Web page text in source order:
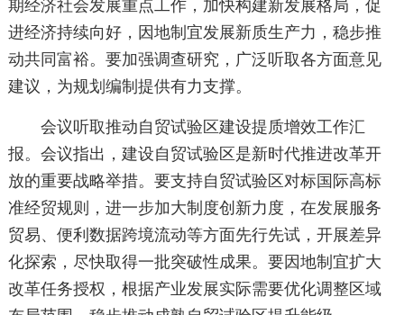
期经济社会发展重点工作，加快构建新发展格局，促
进经济持续向好，因地制宜发展新质生产力，稳步推
动共同富裕。要加强调查研究，广泛听取各方面意见
建议，为规划编制提供有力支撑。
会议听取推动自贸试验区建设提质增效工作汇
报。会议指出，建设自贸试验区是新时代推进改革开
放的重要战略举措。要支持自贸试验区对标国际高标
准经贸规则，进一步加大制度创新力度，在发展服务
贸易、便利数据跨境流动等方面先行先试，开展差异
化探索，尽快取得一批突破性成果。要因地制宜扩大
改革任务授权，根据产业发展实际需要优化调整区域